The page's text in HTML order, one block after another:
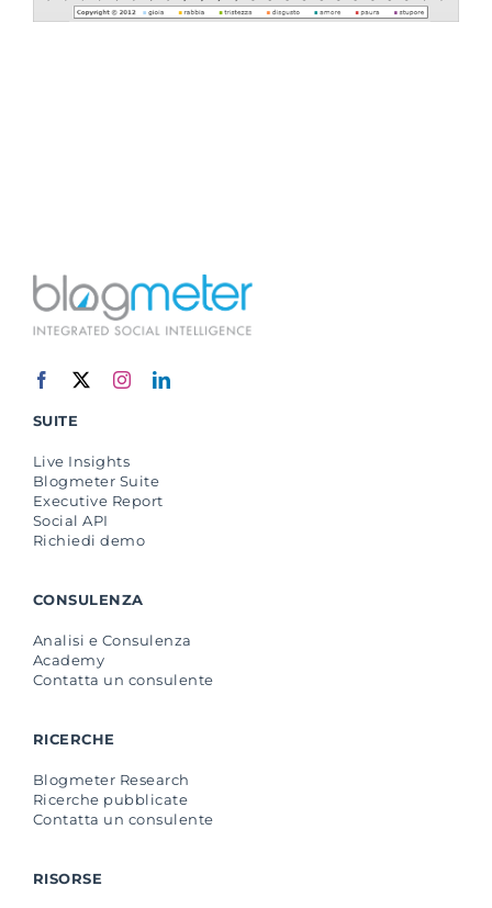
SUITE
Live Insights
Blogmeter Suite
Executive Report
Social API
Richiedi demo
CONSULENZA
Analisi e Consulenza
Academy
Contatta un consulente
RICERCHE
Blogmeter Research
Ricerche pubblicate
Contatta un consulente
RISORSE